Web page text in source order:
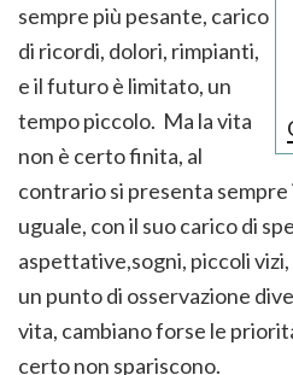
sempre più pesante, carico
di ricordi, dolori, rimpianti,
e il futuro è limitato, un
tempo piccolo. Ma la vita
non è certo finita, al
contrario si presenta
uguale, con il suo carico di
aspettative,sogni, piccoli vizi,
un punto di osservazione
vita, cambiano forse le
certo non spariscono.